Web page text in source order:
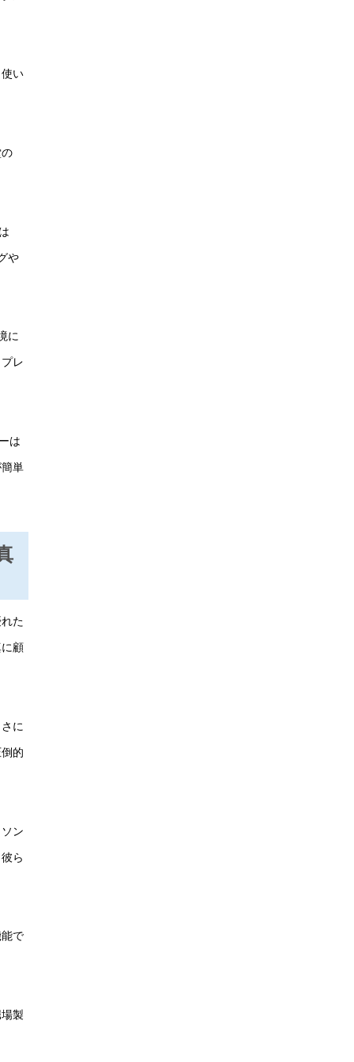
い
や
に
レ
は
単
た
顧
に
的
ン
ら
で
製